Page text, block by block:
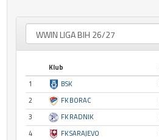
Klub
1
BSK
2
FK BORAC
3
FK RADNIK
4
FK SARAJEVO